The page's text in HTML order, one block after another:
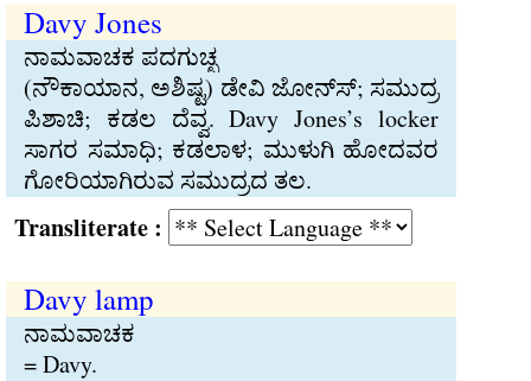
Davy Jones
ನಾಮವಾಚಕ ಪದಗುಚ್ಛ
(ನೌಕಾಯಾನ, ಅಶಿಷ್ಟ) ಡೇವಿ ಜೋನ್ಸ್‍; ಸಮುದ್ರ
ಪಿಶಾಚಿ; ಕಡಲ ದೆವ್ವ. Davy Jones’s locker
ಸಾಗರ ಸಮಾಧಿ; ಕಡಲಾಳ; ಮುಳುಗಿ ಹೋದವರ
ಗೋರಿಯಾಗಿರುವ ಸಮುದ್ರದ ತಲ.
:
Davy lamp
ನಾಮವಾಚಕ
= Davy.